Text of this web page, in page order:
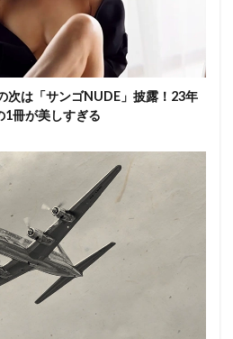
次は「サンゴNUDE」披露！23年
冊が美しすぎる